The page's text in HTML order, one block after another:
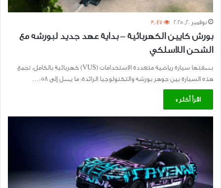
نوفمبر 20, 2025 3٬047
بورش كايين الكهربائية – بداية عهد جديد لبورشه مع
الشحن اللاسلكي
بصفتها سيارة رياضية متعددة الاستخدامات (VUS) كهربائية بالكامل، تجمع
هذه السيارة بين جوهر بورشه والتكنولوجيا الرائدة: ما يصل إلى 058…
اقرأ أكثر »